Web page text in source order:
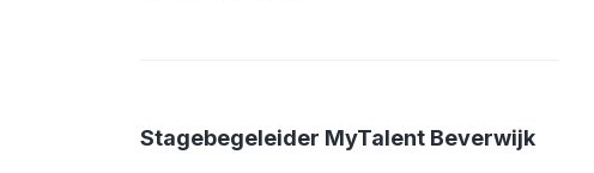
Stagebegeleider MyTalent Beverwijk